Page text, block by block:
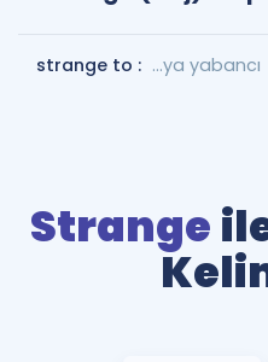
strange to : ...ya yabancı
Strange